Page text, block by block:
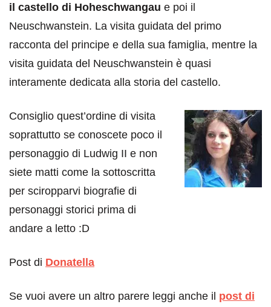
il castello di Hoheschwangau e poi il
Neuschwanstein. La visita guidata del primo
racconta del principe e della sua famiglia, mentre la
visita guidata del Neuschwanstein è quasi
interamente dedicata alla storia del castello.
Consiglio quest’ordine di visita
soprattutto se conoscete poco il
personaggio di Ludwig II e non
siete matti come la sottoscritta
per sciropparvi biografie di
personaggi storici prima di
andare a letto :D
Post di Donatella
Se vuoi avere un altro parere leggi anche il post di